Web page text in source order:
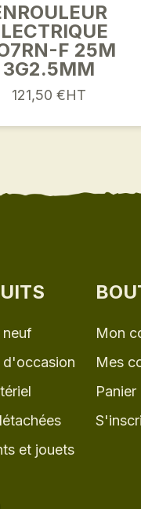
F 25M
3G2.5MM
121,50 €HT
neuf
d'occasion
et jouets
Mon
Mes
Panier